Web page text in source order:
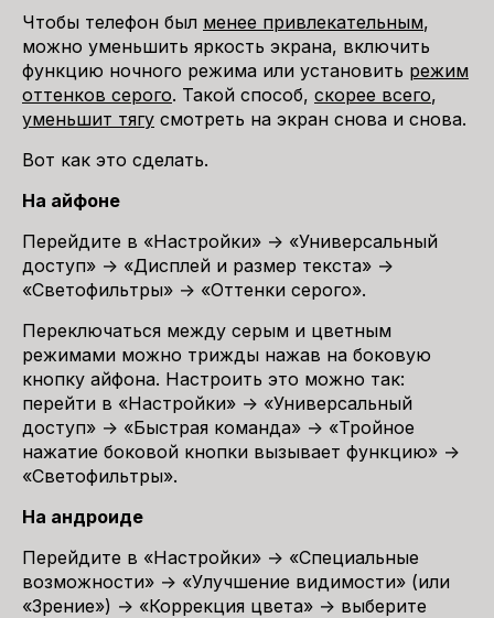
Чтобы телефон был менее привлекательным,
можно уменьшить яркость экрана, включить
функцию ночного режима или установить режим
оттенков серого. Такой способ, скорее всего,
уменьшит тягу смотреть на экран снова и снова.
Вот как это сделать.
На айфоне
Перейдите в «Настройки» → «Универсальный
доступ» → «Дисплей и размер текста» →
«Светофильтры» → «Оттенки серого».
Переключаться между серым и цветным
режимами можно трижды нажав на боковую
кнопку айфона. Настроить это можно так:
перейти в «Настройки» → «Универсальный
доступ» → «Быстрая команда» → «Тройное
нажатие боковой кнопки вызывает функцию» →
«Светофильтры».
На андроиде
Перейдите в «Настройки» → «Специальные
возможности» → «Улучшение видимости» (или
«Зрение») → «Коррекция цвета» → выберите